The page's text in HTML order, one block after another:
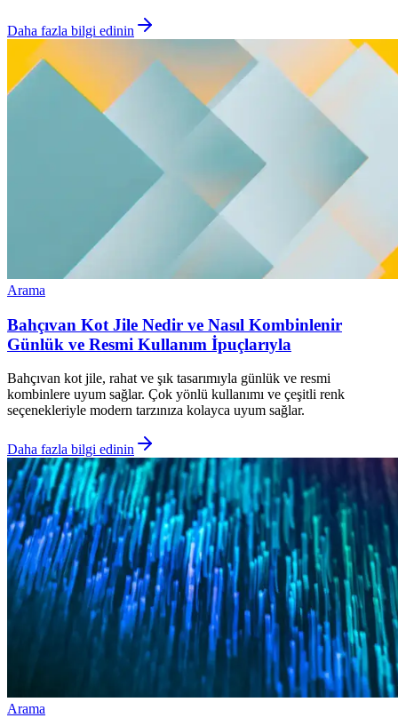
Daha fazla bilgi edinin
Arama
Bahçıvan Kot Jile Nedir ve Nasıl Kombinlenir
Günlük ve Resmi Kullanım İpuçlarıyla
Bahçıvan kot jile, rahat ve şık tasarımıyla günlük ve resmi
kombinlere uyum sağlar. Çok yönlü kullanımı ve çeşitli renk
seçenekleriyle modern tarzınıza kolayca uyum sağlar.
Daha fazla bilgi edinin
Arama